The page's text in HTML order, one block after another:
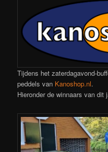
Tijdens het zaterdagavond-
peddels van Kanoshop.nl.
Hieronder de winnaars van dit